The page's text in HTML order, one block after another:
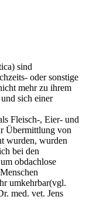
sind
oder sonstige
mehr zu ihrem
sich einer
Fleisch-, Eier- und
Übermittlung von
wurden, wurden
bei den
obdachlose
umkehrbar(vgl.
med. vet. Jens